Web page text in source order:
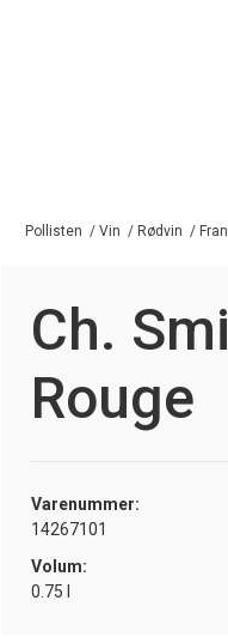
Pollisten / Vin / Rødvin /
Ch.
Rouge
Varenummer:
14267101
Volum:
0.75 l